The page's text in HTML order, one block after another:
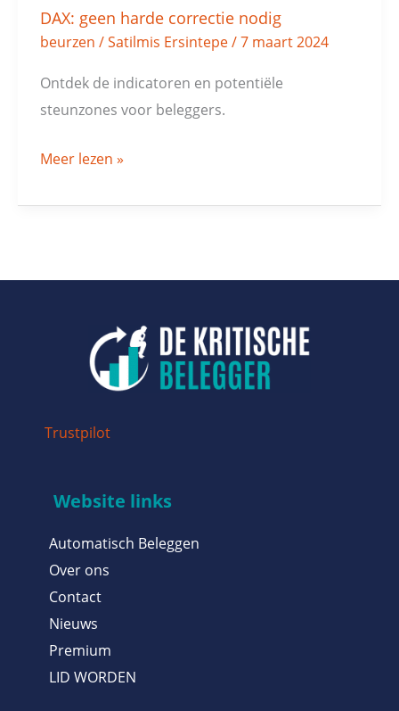
DAX: geen harde correctie nodig
beurzen /Satilmis Ersintepe/7 maart 2024
Ontdek de indicatoren en potentiële
steunzones voor beleggers.
Meer lezen »
Trustpilot
Website links
Automatisch Beleggen
Over ons
Contact
Nieuws
Premium
LID WORDEN